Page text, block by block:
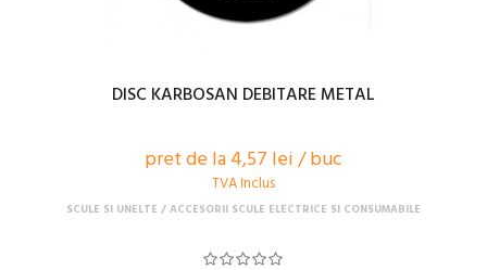
DISC KARBOSAN DEBITARE METAL
pret de la 4,57 lei / buc
TVA Inclus
SCULE SI UNELTE ACCESORII SCULE ELECTRICE SI CONSUMABILE